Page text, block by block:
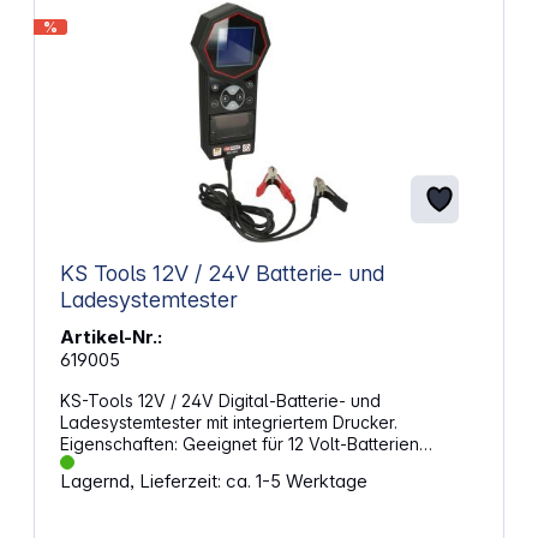
%
KS Tools 12V / 24V Batterie- und
Ladesystemtester
Artikel-Nr.:
619005
KS-Tools 12V / 24V Digital-Batterie- und
Ladesystemtester mit integriertem Drucker.
Eigenschaften: Geeignet für 12 Volt-Batterien
(Bleisäure-, Gel-, Nasszellen-, MF-, VRLA-, EFB-,
AGM flat-, AGM Spiral- und Tiefzyklusbatterien)
Lagernd, Lieferzeit: ca. 1-5 Werktage